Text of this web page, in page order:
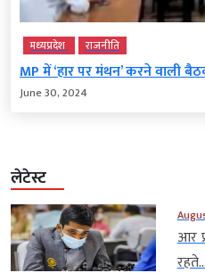
मध्‍यप्रदेश राजनीति
MP में ‘हार पर मंथन’ करने वाली
June 30, 2024
लेटेस्ट
आर